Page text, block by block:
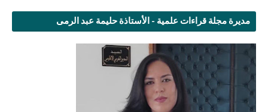
مديرة مجلة قراءات علمية - الأستاذة حليمة عبد الرمى